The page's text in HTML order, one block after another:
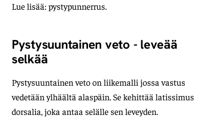
Lue lisää: pystypunnerrus.
Pystysuuntainen veto - leveää
selkää
Pystysuuntainen veto on liikemalli jossa vastus
vedetään ylhäältä alaspäin. Se kehittää latissimus
dorsalia, joka antaa selälle sen leveyden.